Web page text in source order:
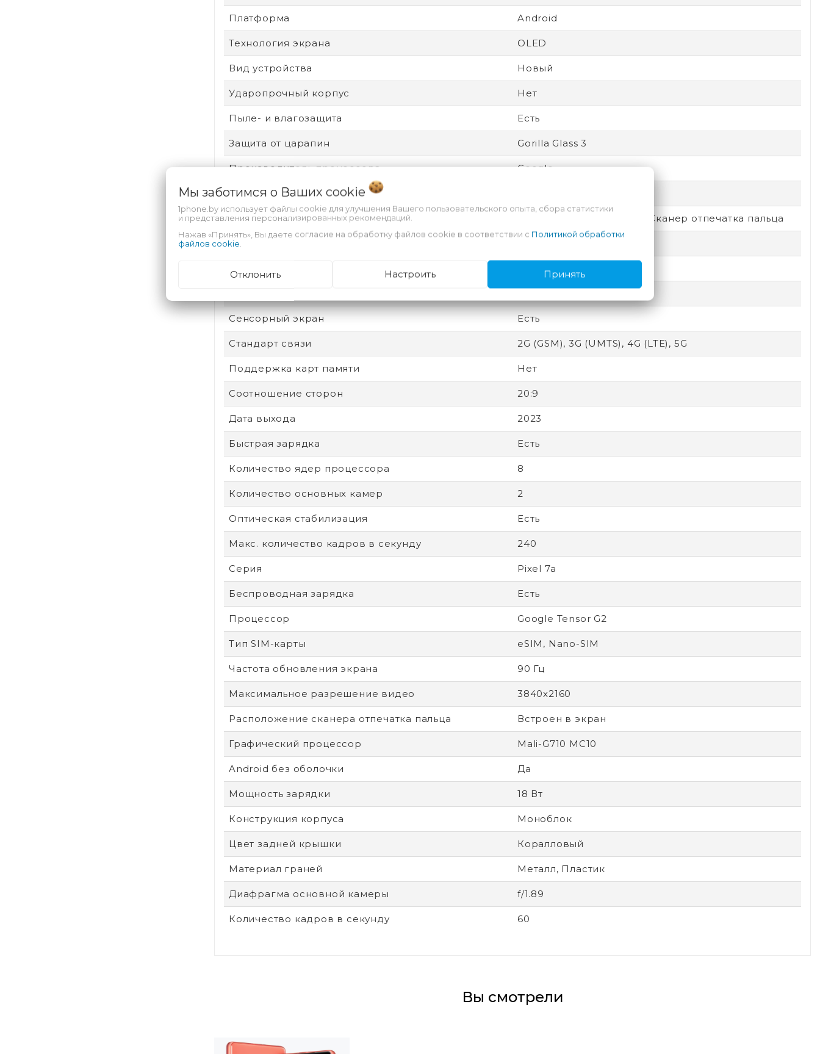
Платформа Android
Технология экрана OLED
Вид устройства Новый
Ударопрочный корпус Нет
Пыле- и влагозащита Есть
Защита от царапин Gorilla Glass 3
Производитель процессора Google
Аккумулятор
Безопасность Разблокировка по лицу, Сканер отпечатка пальца
Техпроцесс
Сенсорный экран Есть
Стандарт связи 2G (GSM), 3G (UMTS), 4G (LTE), 5G
Поддержка карт памяти Нет
Соотношение сторон 20:9
Дата выхода 2023
Быстрая зарядка Есть
Количество ядер процессора 8
Количество основных камер 2
Оптическая стабилизация Есть
Макс. количество кадров в секунду 240
Серия Pixel 7a
Беспроводная зарядка Есть
Процессор Google Tensor G2
Тип SIM-карты eSIM, Nano-SIM
Частота обновления экрана 90 Гц
Максимальное разрешение видео 3840x2160
Расположение сканера отпечатка пальца Встроен в экран
Графический процессор Mali-G710 MC10
Android без оболочки Да
Мощность зарядки 18 Вт
Конструкция корпуса Моноблок
Цвет задней крышки Коралловый
Материал граней Металл, Пластик
Диафрагма основной камеры f/1.89
Количество кадров в секунду 60
Вы смотрели
Мы заботимся о Ваших cookie
1phone.by использует файлы cookie для улучшения Вашего пользовательского опыта, сбора статистики
и представления персонализированных рекомендаций.
Нажав «Принять», Вы даете согласие на обработку файлов cookie в соответствии с Политикой обработки
файлов cookie
Отклонить Настроить Принять